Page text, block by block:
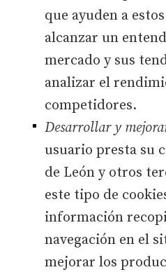
que ayuden a
alcanzar un
mercado y sus
analizar el
competidores.
Desarrollar y
usuario presta su
de León y otros
este tipo de
información
navegación en el
mejorar los